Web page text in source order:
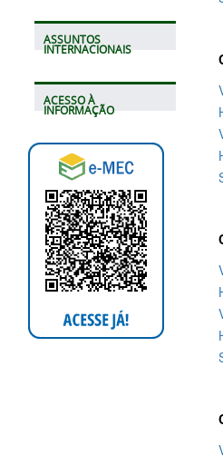
ASSUNTOS
INTERNACIONAIS
ACESSO À
INFORMAÇÃO